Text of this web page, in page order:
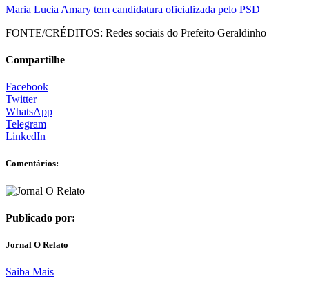
Maria Lucia Amary tem candidatura oficializada pelo PSD
FONTE/CRÉDITOS: Redes sociais do Prefeito Geraldinho
Compartilhe
Facebook
Twitter
WhatsApp
Telegram
LinkedIn
Comentários:
Publicado por:
Jornal O Relato
Saiba Mais